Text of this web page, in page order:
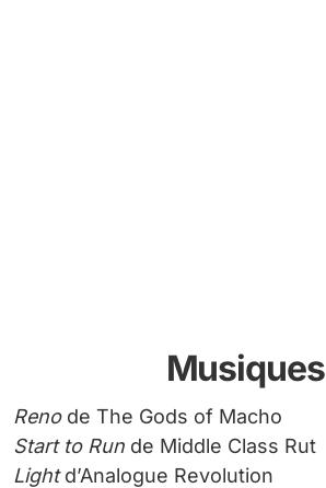
Musiques
Renode The Gods of Macho
Start to Run de Middle Class Rut
Lightd’Analogue Revolution